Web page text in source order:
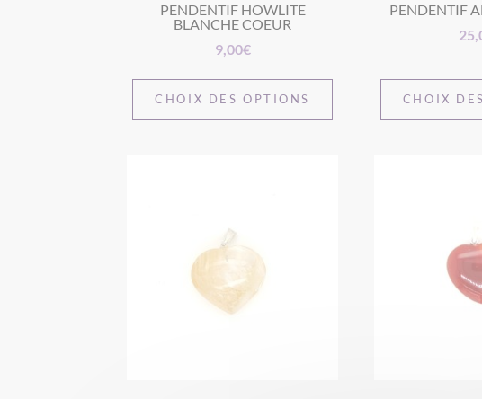
PENDENTIF HOWLITE
BLANCHE COEUR
9,00€
CHOIX DES OPTIONS
PENDENTIF
CHOIX